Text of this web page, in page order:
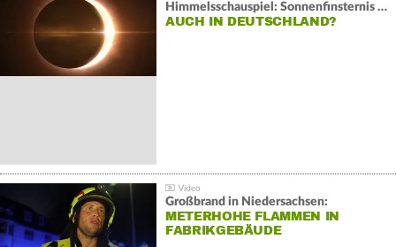
Himmelsschauspiel: Sonnenfinsternis über Spanien
AUCH IN DEUTSCHLAND?
Großbrand in Niedersachsen:
METERHOHE FLAMMEN IN
FABRIKGEBÄUDE